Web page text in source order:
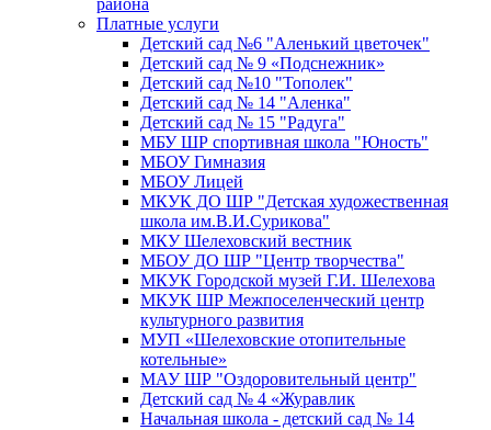
Платные услуги
Детский сад №6 "Аленький цветочек"
Детский сад № 9 «Подснежник»
Детский сад №10 "Тополек"
Детский сад № 14 "Аленка"
Детский сад № 15 "Радуга"
МБУ ШР спортивная школа "Юность"
МБОУ Гимназия
МБОУ Лицей
МКУК ДО ШР "Детская художественная
школа им.В.И.Сурикова"
МКУ Шелеховский вестник
МБОУ ДО ШР "Центр творчества"
МКУК Городской музей Г.И. Шелехова
МКУК ШР Межпоселенческий центр
культурного развития
МУП «Шелеховские отопительные
котельные»
МАУ ШР "Оздоровительный центр"
Детский сад № 4 «Журавлик
Начальная школа - детский сад № 14